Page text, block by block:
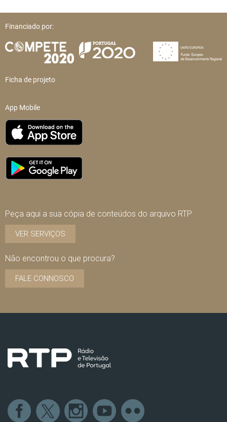
Financiado por:
Ficha de projeto
App Mobile
Peça aqui a sua cópia de conteúdos do arquivo RTP
VER SERVIÇOS
Não encontrou o que procura?
FALE CONNOSCO